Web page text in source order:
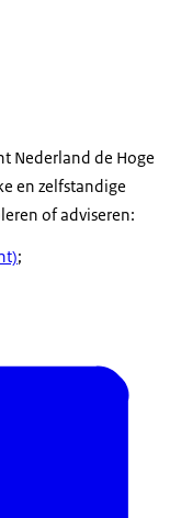
Nederland de Hoge
en zelfstandige
of adviseren:
;